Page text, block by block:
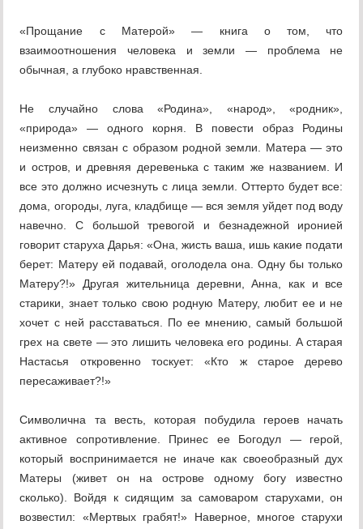
«Прощание с Матерой» — книга о том, что
взаимоотношения человека и земли — проблема не
обычная, а глубоко нравственная.
Не случайно слова «Родина», «народ», «родник»,
«природа» — одного корня. В повести образ Родины
неизменно связан с образом родной земли. Матера — это
и остров, и древняя деревенька с таким же названием. И
все это должно исчезнуть с лица земли. Оттерто будет все:
дома, огороды, луга, кладбище — вся земля уйдет под воду
навечно. С большой тревогой и безнадежной иронией
говорит старуха Дарья: «Она, жисть ваша, ишь какие подати
берет: Матеру ей подавай, оголодела она. Одну бы только
Матеру?!» Другая жительница деревни, Анна, как и все
старики, знает только свою родную Матеру, любит ее и не
хочет с ней расставаться. По ее мнению, самый большой
грех на свете — это лишить человека его родины. А старая
Настасья откровенно тоскует: «Кто ж старое дерево
пересаживает?!»
Символична та весть, которая побудила героев начать
активное сопротивление. Принес ее Богодул — герой,
который воспринимается не иначе как своеобразный дух
Матеры (живет он на острове одному богу известно
сколько). Войдя к сидящим за самоваром старухами, он
возвестил: «Мертвых грабят!» Наверное, многое старухи